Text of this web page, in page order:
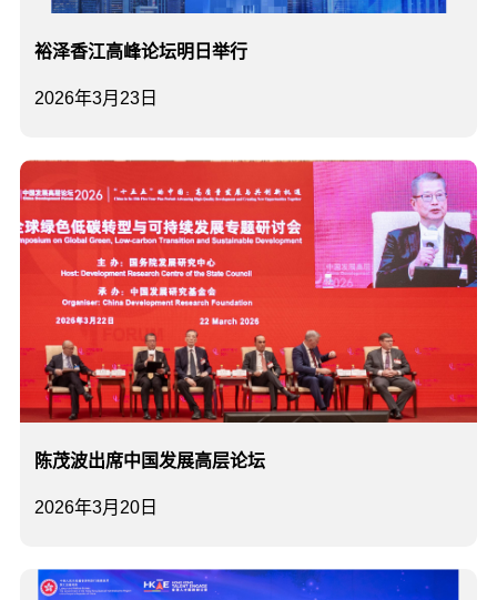
2026年3月23日
裕泽香江高峰论坛明日举行
2026年3月20日
陈茂波出席中国发展高层论坛